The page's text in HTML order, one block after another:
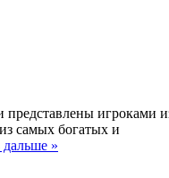
представлены игроками
самых богатых и
дальше »